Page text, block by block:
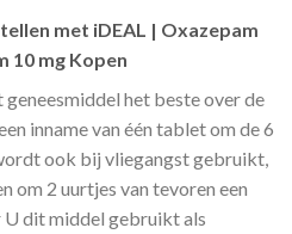
met iDEAL | Oxazepam
10 mg Kopen
het beste over de
inname van één tablet om de 6
ook bij vliegangst gebruikt,
om 2 uurtjes van tevoren een
U dit middel gebruikt als